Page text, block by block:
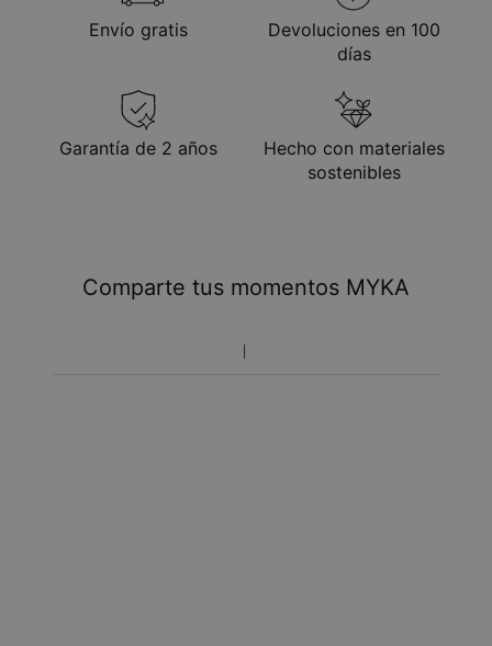
Envío gratis
Devoluciones en 100
días
Garantía de 2 años
Hecho con materiales
sostenibles
Comparte tus momentos MYKA